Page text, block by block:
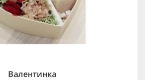
Валентинка